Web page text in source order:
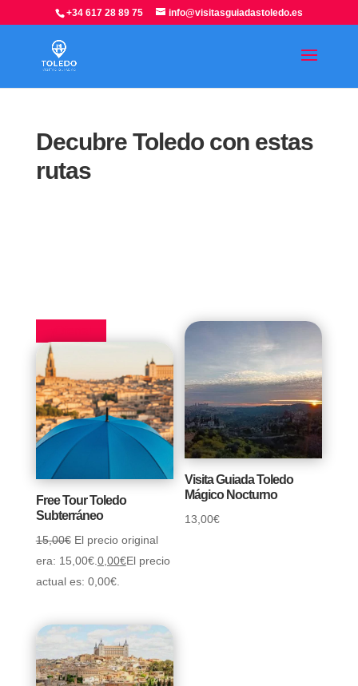
+34 617 28 89 75 info@visitasguiadastoledo.es
Decubre Toledo con estas
rutas
Free Tour Toledo
Subterráneo
15,00€ El precio original
era: 15,00€. 0,00€El precio
actual es: 0,00€.
Visita Guiada Toledo
Mágico Nocturno
13,00€